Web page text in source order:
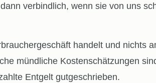
verbindlich, wenn sie von uns
handelt und nichts
mündliche Kostenschätzungen
Entgelt gutgeschrieben.